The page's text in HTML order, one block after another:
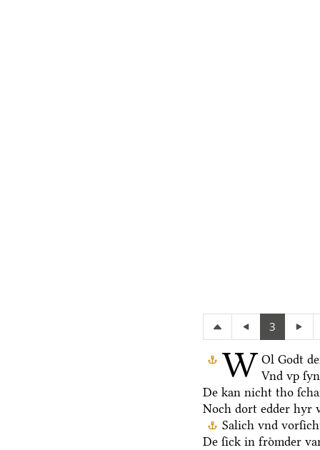
3
W Ol Godt
Vnd vp
De kan nicht tho
Noch dort edder hyr
Salich vnd
De ſick in froͤmder